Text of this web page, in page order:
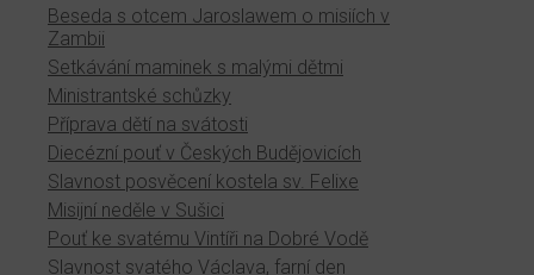
Beseda s otcem Jaroslawem o misiích v
Zambii
Setkávání maminek s malými dětmi
Ministrantské schůzky
Příprava dětí na svátosti
Diecézní pouť v Českých Budějovicích
Slavnost posvěcení kostela sv. Felixe
Misijní neděle v Sušici
Pouť ke svatému Vintíři na Dobré Vodě
Slavnost svatého Václava, farní den